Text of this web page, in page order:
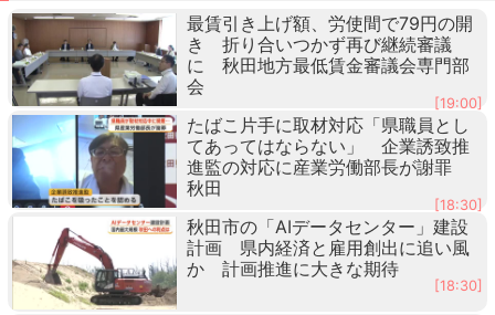
最賃引き上げ額、労使間で79円の開
き 折り合いつかず再び継続審議
に 秋田地方最低賃金審議会専門部
会
[19:00]
たばこ片手に取材対応「県職員とし
てあってはならない」 企業誘致推
進監の対応に産業労働部長が謝罪
秋田
[18:30]
秋田市の「AIデータセンター」建設
計画 県内経済と雇用創出に追い風
か 計画推進に大きな期待
[18:30]